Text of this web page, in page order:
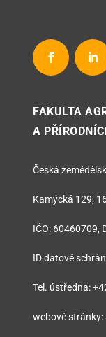
FAKULTA
A
Česká
Kamýcká 129,
IČO: 60460709,
ID datové
Tel. ústředna:
webové